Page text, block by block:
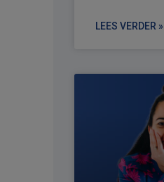
LEES VERDER »